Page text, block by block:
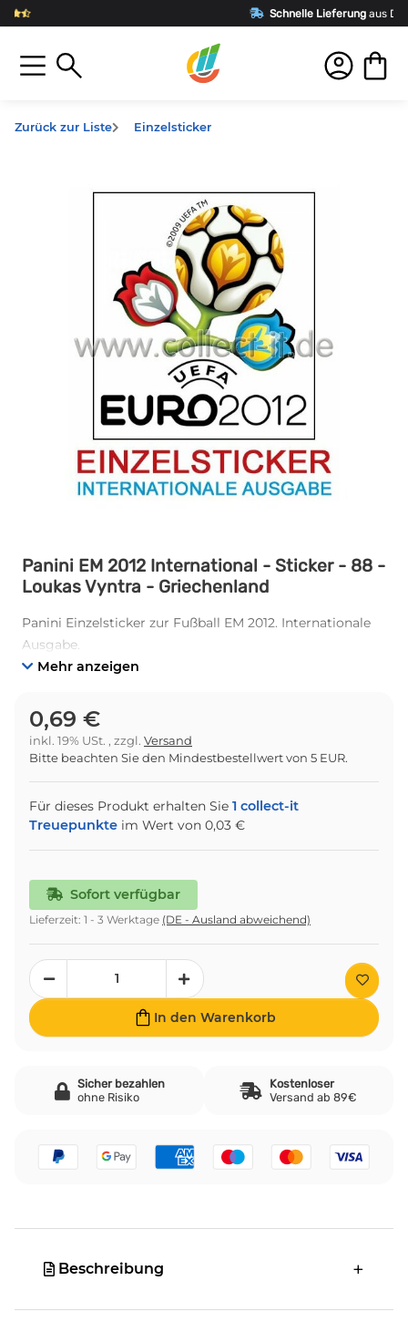
Schnelle Lieferungaus Deutschland
Zurück zur Liste Einzelsticker
Panini EM 2012 International - Sticker - 88 -
Loukas Vyntra - Griechenland
Panini Einzelsticker zur Fußball EM 2012. Internationale
Ausgabe.
Mehr anzeigen
0,69 €
inkl. 19% USt. , zzgl. Versand
Bitte beachten Sie den Mindestbestellwert von 5 EUR.
Für dieses Produkt erhalten Sie 1 collect-it
Treuepunkte im Wert von 0,03 €
Sofort verfügbar
Lieferzeit: 1 - 3 Werktage (DE - Ausland abweichend)
In den Warenkorb
Sicher bezahlen
ohne Risiko
Kostenloser
Versand ab 89€
Beschreibung